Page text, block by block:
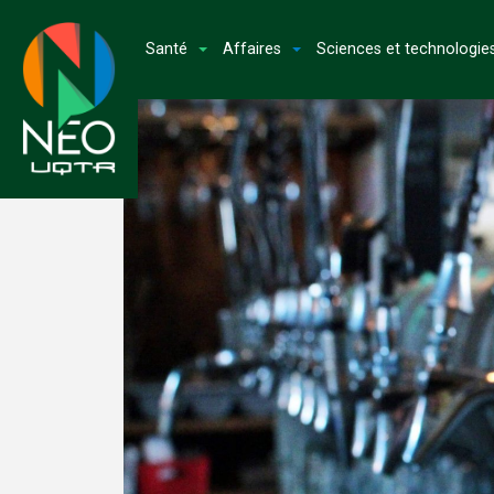
Santé Affaires Sciences et